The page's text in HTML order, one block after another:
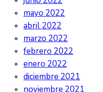
mayo 2022
abril 2022
marzo 2022
febrero 2022
enero 2022
diciembre 2021
noviembre 2021